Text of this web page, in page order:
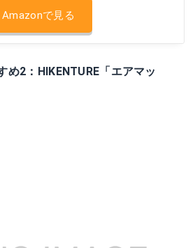
Amazonで見る
め2：HIKENTURE「エアマッ